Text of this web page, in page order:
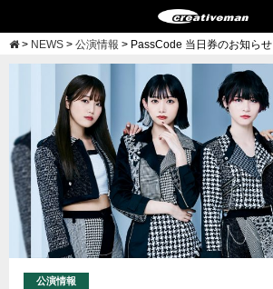
> NEWS > 公演情報 > PassCode 当日券のお知らせ
公演情報